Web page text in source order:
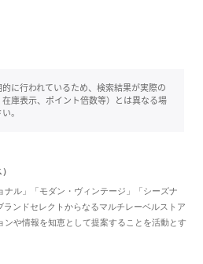
に行われているため、検索結果が実際の
庫表示、ポイント倍数等）とは異なる場
。
ナル」「モダン・ヴィンテージ」「シーズナ
ンドセレクトからなるマルチレーベルストア
や情報を知恵として提案することを活動とす